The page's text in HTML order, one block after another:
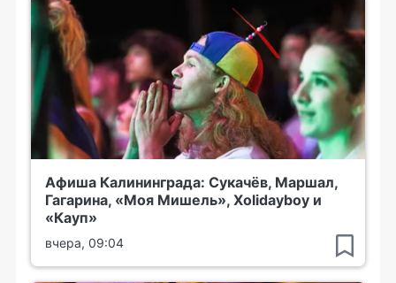
Афиша Калининграда: Сукачёв, Маршал,
Гагарина, «Моя Мишель», Xolidayboy и
«Кауп»
вчера, 09:04